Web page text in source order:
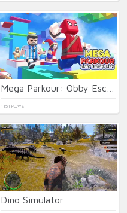
1151 PLAYS
Dino Simulator